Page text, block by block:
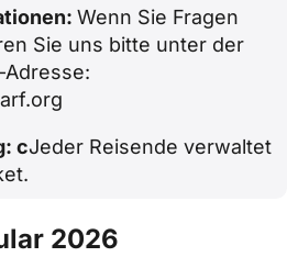
Wenn Sie Fragen
Sie uns bitte unter der
cJeder Reisende verwaltet
2026